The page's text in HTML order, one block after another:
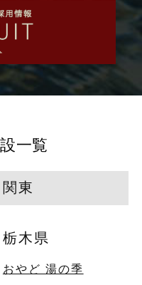
一覧
関東
栃木県
おやど 湯の季